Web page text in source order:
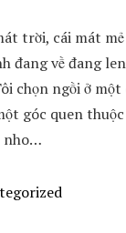
trời, cái mát
đang về đang
chọn ngồi ở một
góc quen
nho…